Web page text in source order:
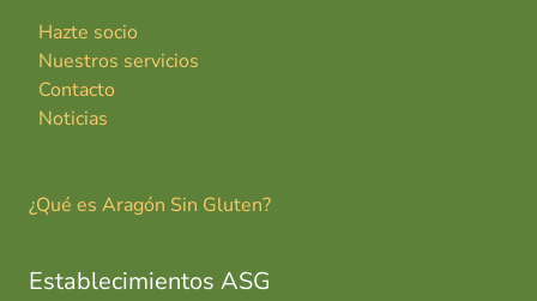
Hazte socio
Nuestros servicios
Contacto
Noticias
¿Qué es Aragón Sin Gluten?
Establecimientos ASG